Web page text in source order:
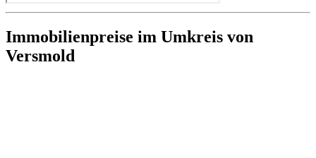
Immobilienpreise im Umkreis von
Versmold